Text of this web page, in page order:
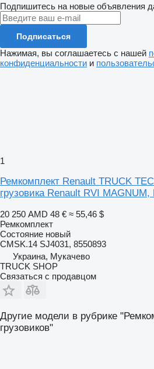
Подпишитесь на новые объявления
Подписаться
Нажимая, вы соглашаетесь с нашей
конфиденциальности и
1
Ремкомплект Renault TRUCK
грузовика Renault RVI MAGNUM,
20 250 AMD 48 € ≈ 55,46 $
Ремкомплект
Состояние новый
CMSK.14 SJ4031, 8550893
Украина, Мукачево
TRUCK SHOP
Связаться с продавцом
Другие модели в рубрике
грузовиков"